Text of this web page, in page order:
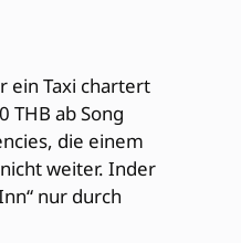
ein Taxi chartert
THB ab Song
die einem
weiter. Inder
nur durch